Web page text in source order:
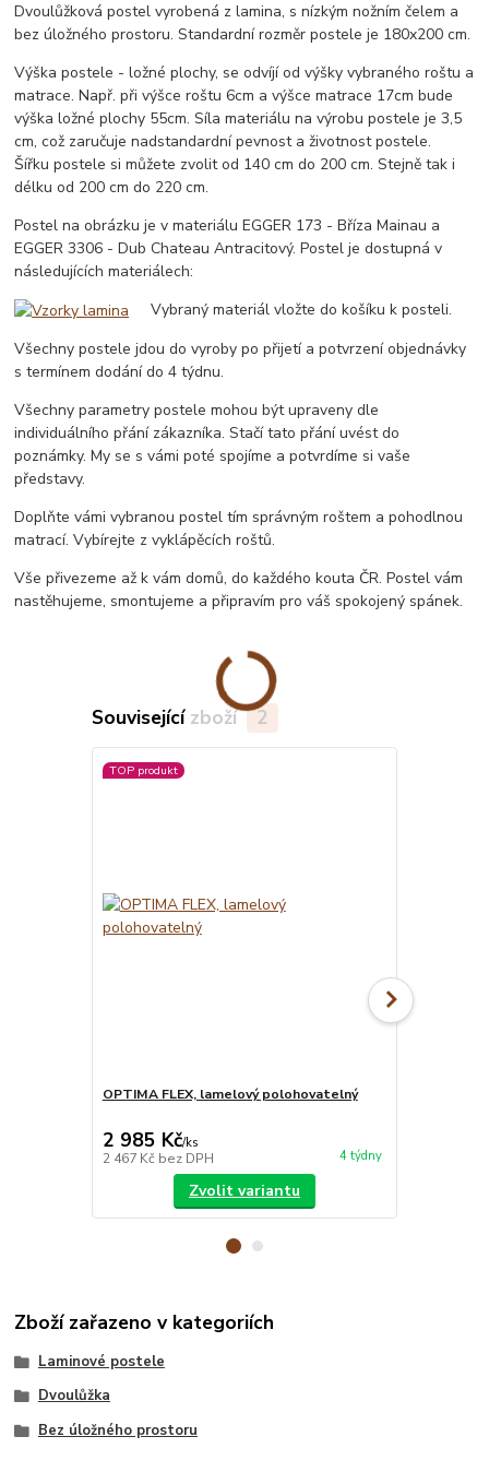
Dvoulůžková postel vyrobená z lamina, s nízkým nožním čelem a
bez úložného prostoru. Standardní rozměr postele je 180x200 cm.
Výška postele - ložné plochy, se odvíjí od výšky vybraného roštu a
matrace. Např. při výšce roštu 6cm a výšce matrace 17cm bude
výška ložné plochy 55cm. Síla materiálu na výrobu postele je 3,5
cm, což zaručuje nadstandardní pevnost a životnost postele.
Šířku postele si můžete zvolit od 140 cm do 200 cm. Stejně tak i
délku od 200 cm do 220 cm.
Postel na obrázku je v materiálu EGGER 173 - Bříza Mainau a
EGGER 3306 - Dub Chateau Antracitový. Postel je dostupná v
následujících materiálech:
Vybraný materiál vložte do košíku k posteli.
Všechny postele jdou do vyroby po přijetí a potvrzení objednávky
s termínem dodání do 4 týdnu.
Všechny parametry postele mohou být upraveny dle
individuálního přání zákazníka. Stačí tato přání uvést do
poznámky. My se s vámi poté spojíme a potvrdíme si vaše
představy.
Doplňte vámi vybranou postel tím správným roštem a pohodlnou
matrací. Vybírejte z vyklápěcích roštů.
Vše přivezeme až k vám domů, do každého kouta ČR. Postel vám
nastěhujeme, smontujeme a připravím pro váš spokojený spánek.
Související zboží 2
TOP produkt
OPTIMA FLEX, lamelový polohovatelný
2 985 Kč/ks
2 467 Kč bez DPH 4 týdny
Zvolit variantu
Zboží zařazeno v kategoriích
Laminové postele
Dvoulůžka
Bez úložného prostoru